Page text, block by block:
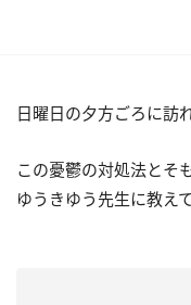
日曜日の夕方ごろに訪
この憂鬱の対処法とそ
ゆうきゆう先生に教え